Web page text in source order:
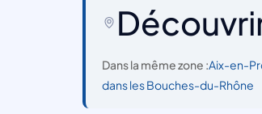
Dans la même zone :Aix-en-
dans les Bouches-du-Rhône